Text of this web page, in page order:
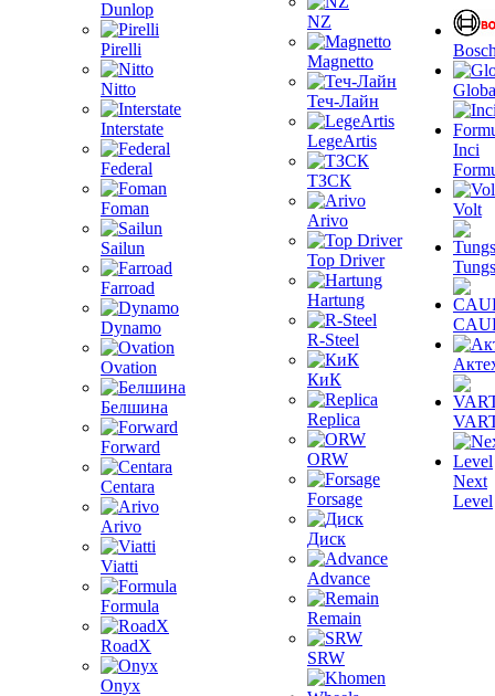
Dunlop
Pirelli
Nitto
Interstate
Federal
Foman
Sailun
Farroad
Dynamo
Ovation
Белшина
Forward
Centara
Arivo
Viatti
Formula
RoadX
Onyx
NZ
Magnetto
Теч-Лайн
LegeArtis
ТЗСК
Arivo
Top Driver
Hartung
R-Steel
КиК
Replica
ORW
Forsage
Диск
Advance
Remain
SRW
Inci
Volt
Next
Level